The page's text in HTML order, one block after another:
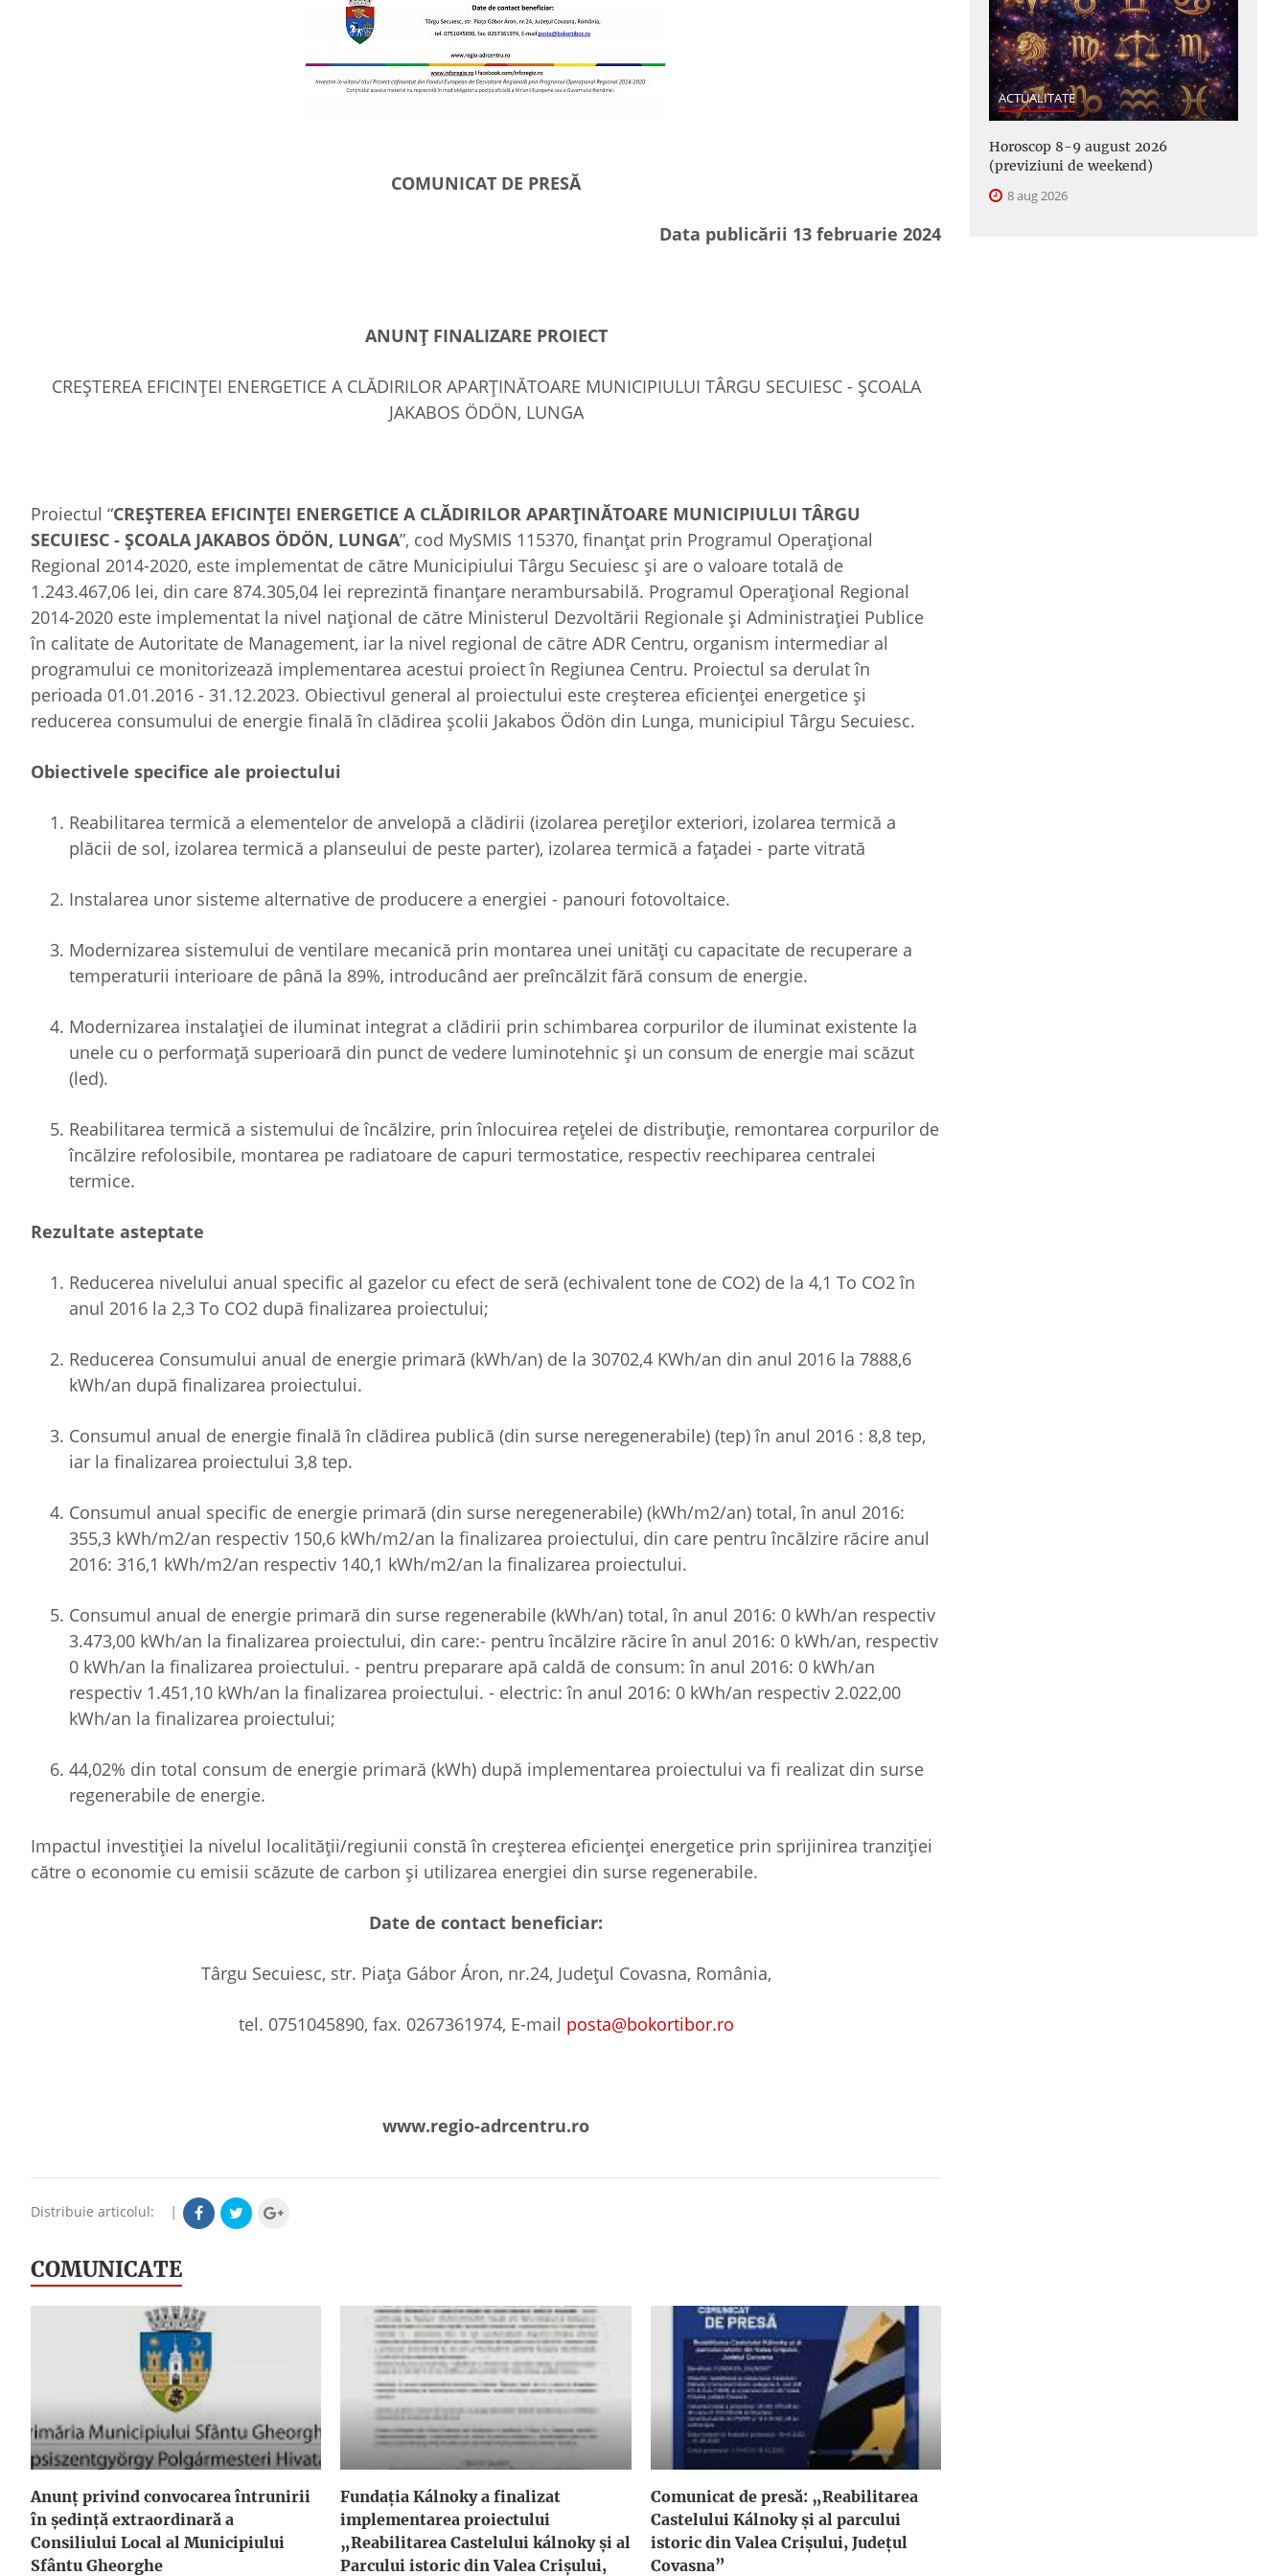
COMUNICAT DE PRESĂ
Data publicării 13 februarie 2024
ANUNȚ FINALIZARE PROIECT
CREŞTEREA EFICINŢEI ENERGETICE A CLĂDIRILOR APARŢINĂTOARE MUNICIPIULUI TÂRGU SECUIESC - ȘCOALA
JAKABOS ÖDÖN, LUNGA
Proiectul “CREŞTEREA EFICINŢEI ENERGETICE A CLĂDIRILOR APARŢINĂTOARE MUNICIPIULUI TÂRGU
SECUIESC - ȘCOALA JAKABOS ÖDÖN, LUNGA”, cod MySMIS 115370, finanțat prin Programul Operațional
Regional 2014-2020, este implementat de către Municipiului Târgu Secuiesc și are o valoare totală de
1.243.467,06 lei, din care 874.305,04 lei reprezintă finanțare nerambursabilă. Programul Operațional Regional
2014-2020 este implementat la nivel național de către Ministerul Dezvoltării Regionale și Administrației Publice
în calitate de Autoritate de Management, iar la nivel regional de către ADR Centru, organism intermediar al
programului ce monitorizează implementarea acestui proiect în Regiunea Centru. Proiectul sa derulat în
perioada 01.01.2016 - 31.12.2023. Obiectivul general al proiectului este creșterea eficienței energetice și
reducerea consumului de energie finală în clădirea școlii Jakabos Ödön din Lunga, municipiul Târgu Secuiesc.
Obiectivele specifice ale proiectului
Reabilitarea termică a elementelor de anvelopă a clădirii (izolarea pereților exteriori, izolarea termică a
plăcii de sol, izolarea termică a planseului de peste parter), izolarea termică a fațadei - parte vitrată
Instalarea unor sisteme alternative de producere a energiei - panouri fotovoltaice.
Modernizarea sistemului de ventilare mecanică prin montarea unei unități cu capacitate de recuperare a
temperaturii interioare de până la 89%, introducând aer preîncălzit fără consum de energie.
Modernizarea instalației de iluminat integrat a clădirii prin schimbarea corpurilor de iluminat existente la
unele cu o performață superioară din punct de vedere luminotehnic și un consum de energie mai scăzut
(led).
Reabilitarea termică a sistemului de încălzire, prin înlocuirea rețelei de distribuție, remontarea corpurilor de
încălzire refolosibile, montarea pe radiatoare de capuri termostatice, respectiv reechiparea centralei
termice.
Rezultate asteptate
Reducerea nivelului anual specific al gazelor cu efect de seră (echivalent tone de CO2) de la 4,1 To CO2 în
anul 2016 la 2,3 To CO2 după finalizarea proiectului;
Reducerea Consumului anual de energie primară (kWh/an) de la 30702,4 KWh/an din anul 2016 la 7888,6
kWh/an după finalizarea proiectului.
Consumul anual de energie finală în clădirea publică (din surse neregenerabile) (tep) în anul 2016 : 8,8 tep,
iar la finalizarea proiectului 3,8 tep.
Consumul anual specific de energie primară (din surse neregenerabile) (kWh/m2/an) total, în anul 2016:
355,3 kWh/m2/an respectiv 150,6 kWh/m2/an la finalizarea proiectului, din care pentru încălzire răcire anul
2016: 316,1 kWh/m2/an respectiv 140,1 kWh/m2/an la finalizarea proiectului.
Consumul anual de energie primară din surse regenerabile (kWh/an) total, în anul 2016: 0 kWh/an respectiv
3.473,00 kWh/an la finalizarea proiectului, din care:- pentru încălzire răcire în anul 2016: 0 kWh/an, respectiv
0 kWh/an la finalizarea proiectului. - pentru preparare apă caldă de consum: în anul 2016: 0 kWh/an
respectiv 1.451,10 kWh/an la finalizarea proiectului. - electric: în anul 2016: 0 kWh/an respectiv 2.022,00
kWh/an la finalizarea proiectului;
44,02% din total consum de energie primară (kWh) după implementarea proiectului va fi realizat din surse
regenerabile de energie.
Impactul investiției la nivelul localității/regiunii constă în creșterea eficienței energetice prin sprijinirea tranziției
către o economie cu emisii scăzute de carbon și utilizarea energiei din surse regenerabile.
Date de contact beneficiar:
Târgu Secuiesc, str. Piaţa Gábor Áron, nr.24, Judeţul Covasna, România,
tel. 0751045890, fax. 0267361974, E-mail posta@bokortibor.ro
www.regio-adrcentru.ro
Distribuie articolul: |
COMUNICATE
Anunţ privind convocarea întrunirii
în şedinţă extraordinară a
Consiliului Local al Municipiului
Sfântu Gheorghe
Fundația Kálnoky a finalizat
implementarea proiectului
„Reabilitarea Castelului kálnoky și al
Parcului istoric din Valea Crișului,
Comunicat de presă: „Reabilitarea
Castelului Kálnoky și al parcului
istoric din Valea Crișului, Județul
Covasna”
ACTUALITATE
Horoscop 8-9 august 2026
(previziuni de weekend)
8 aug 2026